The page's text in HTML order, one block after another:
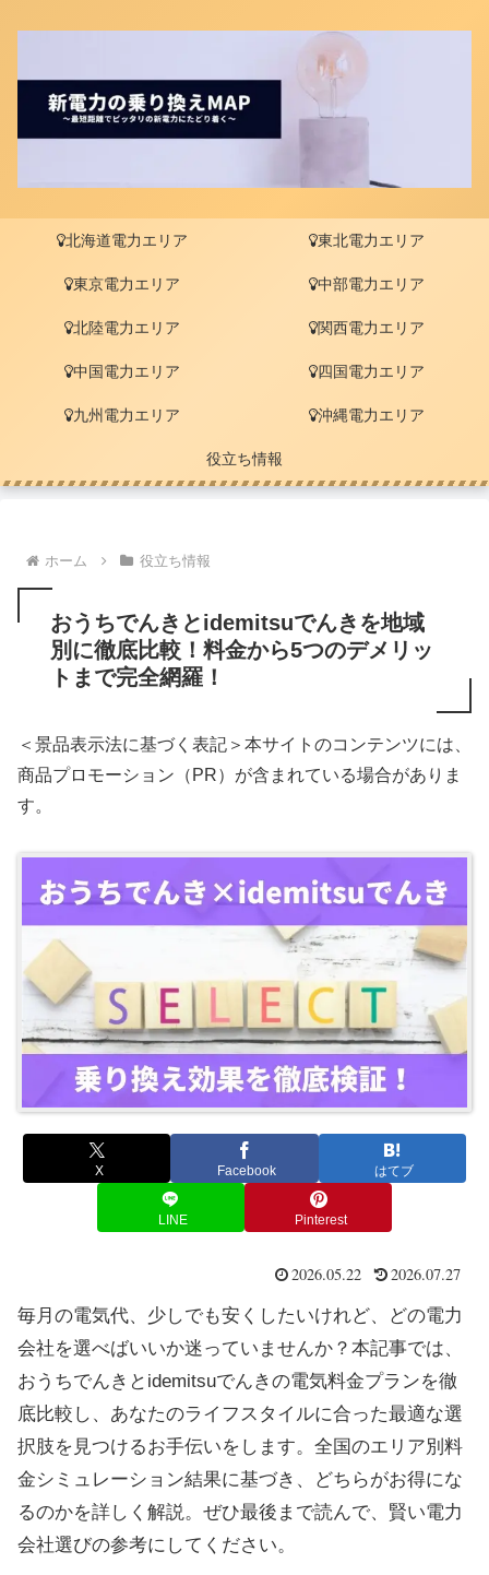
北海道電力エリア 東北電力エリア
東京電力エリア 中部電力エリア
北陸電力エリア 関西電力エリア
中国電力エリア 四国電力エリア
九州電力エリア 沖縄電力エリア
役立ち情報
ホーム 役立ち情報
おうちでんきとidemitsuでんきを地域
別に徹底比較！料金から5つのデメリッ
トまで完全網羅！
＜景品表示法に基づく表記＞本サイトのコンテンツには、
商品プロモーション（PR）が含まれている場合がありま
す。
X Facebook はてブ
LINE Pinterest
2026.05.22
2026.07.27
毎月の電気代、少しでも安くしたいけれど、どの電力
会社を選べばいいか迷っていませんか？本記事では、
おうちでんきとidemitsuでんきの電気料金プランを徹
底比較し、あなたのライフスタイルに合った最適な選
択肢を見つけるお手伝いをします。全国のエリア別料
金シミュレーション結果に基づき、どちらがお得にな
るのかを詳しく解説。ぜひ最後まで読んで、賢い電力
会社選びの参考にしてください。